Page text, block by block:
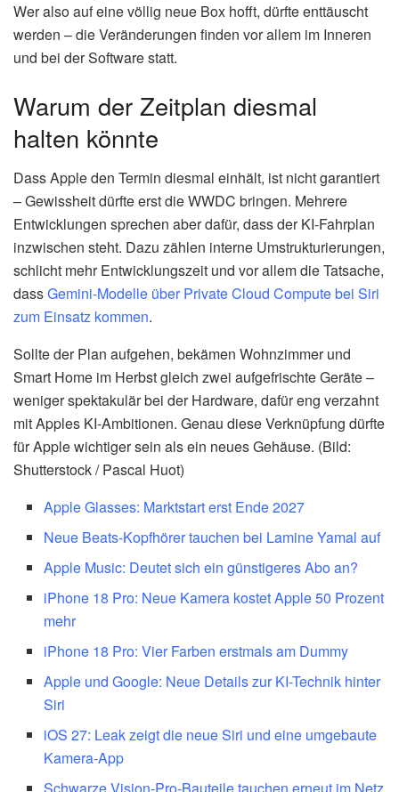
Wer also auf eine völlig neue Box hofft, dürfte enttäuscht
werden – die Veränderungen finden vor allem im Inneren
und bei der Software statt.
Warum der Zeitplan diesmal
halten könnte
Dass Apple den Termin diesmal einhält, ist nicht garantiert
– Gewissheit dürfte erst die WWDC bringen. Mehrere
Entwicklungen sprechen aber dafür, dass der KI-Fahrplan
inzwischen steht. Dazu zählen interne Umstrukturierungen,
schlicht mehr Entwicklungszeit und vor allem die Tatsache,
dassGemini-Modelle über Private Cloud Compute bei Siri
zum Einsatz kommen.
Sollte der Plan aufgehen, bekämen Wohnzimmer und
Smart Home im Herbst gleich zwei aufgefrischte Geräte –
weniger spektakulär bei der Hardware, dafür eng verzahnt
mit Apples KI-Ambitionen. Genau diese Verknüpfung dürfte
für Apple wichtiger sein als ein neues Gehäuse. (Bild:
Shutterstock / Pascal Huot)
Apple Glasses: Marktstart erst Ende 2027
Neue Beats-Kopfhörer tauchen bei Lamine Yamal auf
Apple Music: Deutet sich ein günstigeres Abo an?
iPhone 18 Pro: Neue Kamera kostet Apple 50 Prozent
mehr
iPhone 18 Pro: Vier Farben erstmals am Dummy
Apple und Google: Neue Details zur KI-Technik hinter
Siri
iOS 27: Leak zeigt die neue Siri und eine umgebaute
Kamera-App
Schwarze Vision-Pro-Bauteile tauchen erneut im Netz